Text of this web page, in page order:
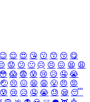
😉 😌 😍 😘 😗 😙 😚 😋
😟 😕 🙁 ☹️ 😣 😖 😫 😩
😳 😱 😨 😰 😢 😥 🤤 😭
🤕 😣 😖 😫 😩 😤 😠 😡
😰 😢 😥 🤤 😭 😓 😪 😴